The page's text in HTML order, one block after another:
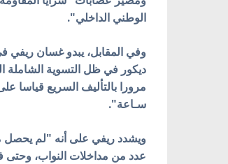
الوطني الداخلي".
وفي المقابل، يبدو غسان ريفي
ديكور في ظل التسوية الشاملة
سـاعة".
عدد من مداخلات النواب،